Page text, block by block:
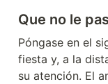
Que no le
Póngase en el
fiesta y, a la
su atención. El